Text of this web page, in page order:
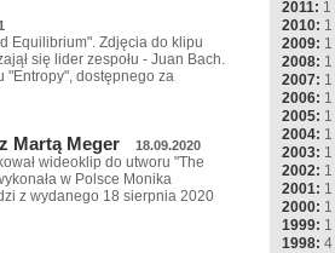
Equilibrium". Zdjęcia do klipu
się lider zespołu - Juan Bach.
"Entropy", dostępnego za
Martą Meger 18.09.2020
wideoklip do utworu "The
w Polsce Monika
z wydanego 18 sierpnia 2020
2011: 1
2010: 1
2009: 1
2008: 1
2007: 1
2006: 1
2005: 1
2004: 1
2003: 1
2002: 1
2001: 1
2000: 1
1999: 1
1998: 4